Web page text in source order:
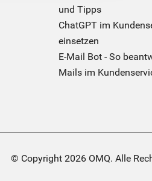
und Tipps
ChatGPT im
einsetzen
E-Mail Bot - So
Mails im
© Copyright 2026 OMQ. Alle